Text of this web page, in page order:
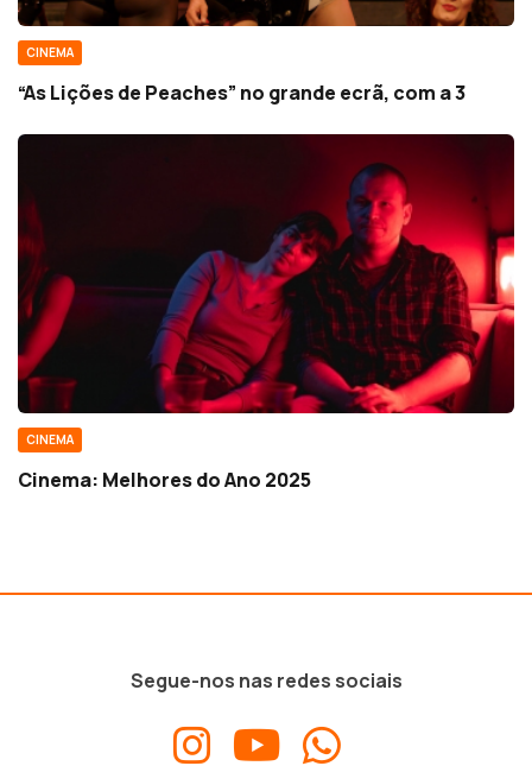
CINEMA
“As Lições de Peaches” no grande ecrã, com a 3
CINEMA
Cinema: Melhores do Ano 2025
Segue-nos nas redes sociais